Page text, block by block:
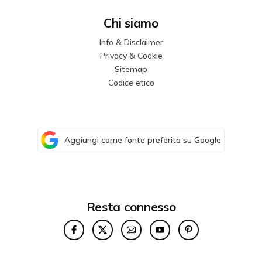
Chi siamo
Info & Disclaimer
Privacy & Cookie
Sitemap
Codice etico
Aggiungi come fonte preferita su Google
Resta connesso